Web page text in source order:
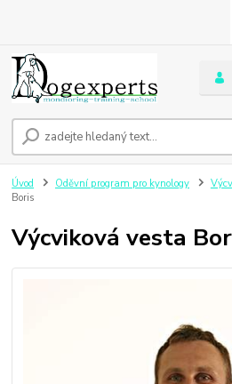
Úvod Oděvní program pro kynology
Boris
Výcviková vesta